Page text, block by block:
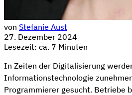
von Stefanie Aust
27. Dezember 2024
Lesezeit: ca. 7 Minuten
In Zeiten der Digitalisierung
Informationstechnologie
Programmierer gesucht. Betriebe